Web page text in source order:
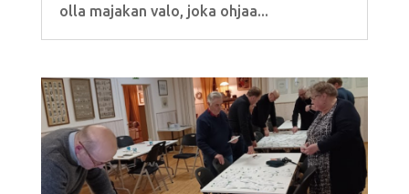
olla majakan valo, joka ohjaa...